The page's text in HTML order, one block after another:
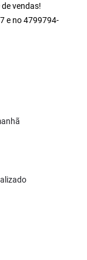
vendas!
e no 4799794-